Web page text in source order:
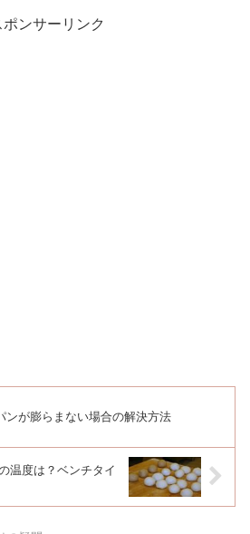
ポンサーリンク
ンが膨らまない場合の解決方法
温度は？ベンチタイ